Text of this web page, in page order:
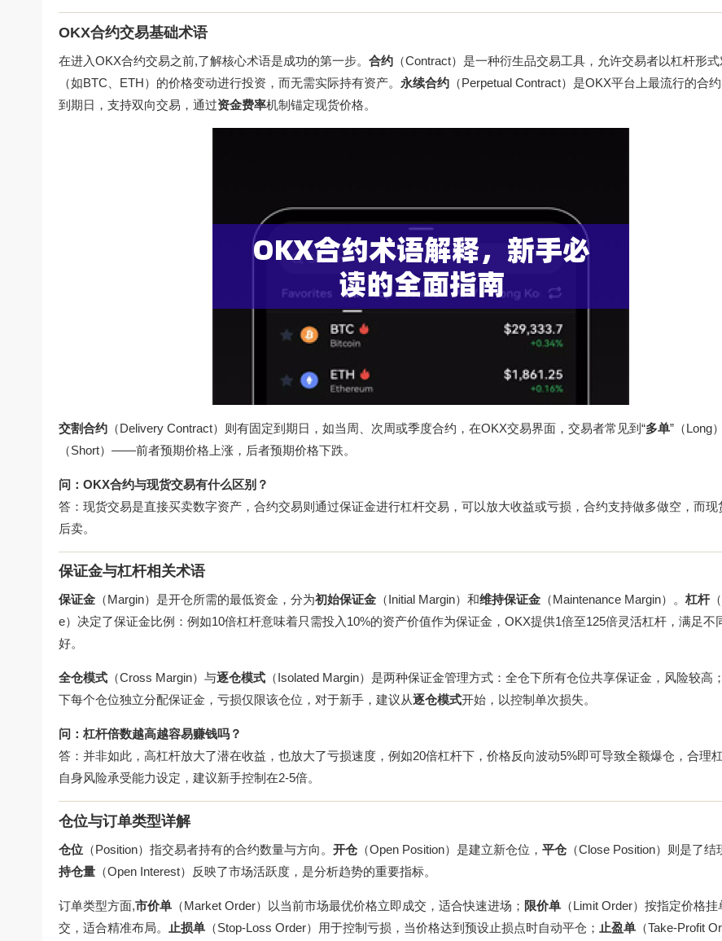
OKX合约交易基础术语
在进入OKX合约交易之前,了解核心术语是成功的第一步。 合约 （Contract）是一种衍生品交易工具，允许交易者以杠杆形
（如BTC、ETH）的价格变动进行投资，而无需实际持有资产。 永续合约 （Perpetual Contract）是OKX平台上最流行的合
到期日，支持双向交易，通过资金费率机制锚定现货价格。
交割合约 （Delivery Contract）则有固定到期日，如当周、次周或季度合约，在OKX交易界面，交易者常见到“多单”（Long
（Short）——前者预期价格上涨，后者预期价格下跌。
问：OKX合约与现货交易有什么区别？
答：现货交易是直接买卖数字资产，合约交易则通过保证金进行杠杆交易，可以放大收益或亏损，合约支持做多做空，而现
后卖。
保证金与杠杆相关术语
保证金 （Margin）是开仓所需的最低资金，分为初始保证金 （Initial Margin）和维持保证金 （Maintenance Margin）。 杠杆
e）决定了保证金比例：例如10倍杠杆意味着只需投入10%的资产价值作为保证金，OKX提供1倍至125倍灵活杠杆，满足不
好。
全仓模式 （Cross Margin）与逐仓模式 （Isolated Margin）是两种保证金管理方式：全仓下所有仓位共享保证金，风险较高
下每个仓位独立分配保证金，亏损仅限该仓位，对于新手，建议从逐仓模式开始，以控制单次损失。
问：杠杆倍数越高越容易赚钱吗？
答：并非如此，高杠杆放大了潜在收益，也放大了亏损速度，例如20倍杠杆下，价格反向波动5%即可导致全额爆仓，合理
自身风险承受能力设定，建议新手控制在2-5倍。
仓位与订单类型详解
仓位 （Position）指交易者持有的合约数量与方向。 开仓 （Open Position）是建立新仓位， 平仓 （Close Position）则是了结
持仓量 （Open Interest）反映了市场活跃度，是分析趋势的重要指标。
订单类型方面,市价单 （Market Order）以当前市场最优价格立即成交，适合快速进场； 限价单 （Limit Order）按指定价格
交，适合精准布局。
止损单 （Stop-Loss Order）用于控制亏损，当价格达到预设止损点时自动平仓； 止盈单 （Take-Profit